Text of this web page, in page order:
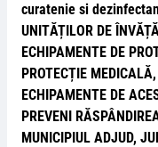
curatenie si
UNITĂȚILOR DE
ECHIPAMENTE DE
PROTECȚIE
ECHIPAMENTE DE
PREVENI
MUNICIPIUL ADJUD,